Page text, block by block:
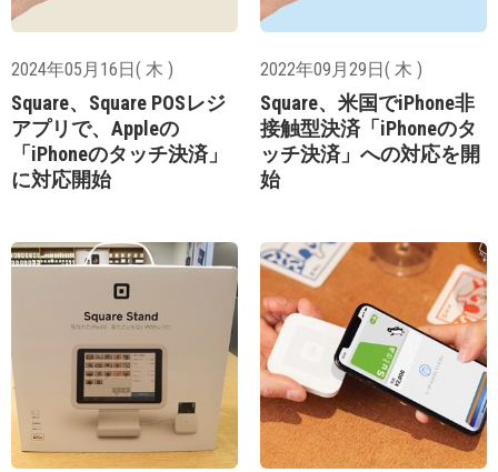
2024年05月16日( 木 )
Square、​Square POSレジ
アプリで、Appleの
「iPhoneのタッチ決済」
に対応開始
2022年09月29日( 木 )
Square、米国でiPhone非
接触型決済「iPhoneのタ
ッチ決済」への対応を開
始